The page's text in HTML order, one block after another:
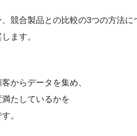
競合製品との比較の3つの方法に
ます。
からデータを集め、
たしているかを
。